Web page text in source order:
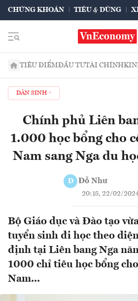
CHỨNG KHOÁN TIÊU & DÙNG
TIÊU ĐIỂMĐẦU TƯTÀI CHÍNH
DÂN SINH
Chính phủ Liên
1.000 học bổng cho
Nam sang Nga du
Đ Đỗ Như
20:18, 22/02/
Bộ Giáo dục và Đào tạo
tuyển sinh đi học theo
định tại Liên bang Nga
1000 chỉ tiêu học bổng
Nam...